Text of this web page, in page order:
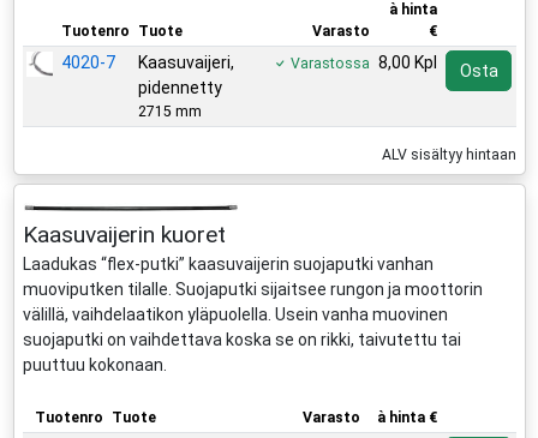
Tuotenro Tuote Varasto
à hinta
€
4020-7
Kaasuvaijeri,
pidennetty
2715 mm
Varastossa 8,00 Kpl Osta
ALV sisältyy hintaan
Kaasuvaijerin kuoret
Laadukas “flex-putki” kaasuvaijerin suojaputki vanhan
muoviputken tilalle. Suojaputki sijaitsee rungon ja moottorin
välillä, vaihdelaatikon yläpuolella. Usein vanha muovinen
suojaputki on vaihdettava koska se on rikki, taivutettu tai
puuttuu kokonaan.
Tuotenro Tuote Varasto à hinta €